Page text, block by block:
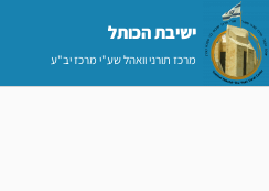
דילוג
לתוכן
ישיבת הכותל​
מרכז תורני וואהל שע"י מרכז יב"ע